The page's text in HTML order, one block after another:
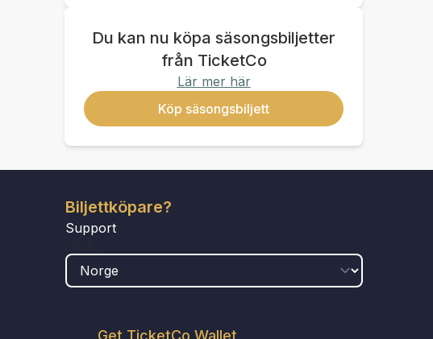
Du kan nu köpa säsongsbiljetter
från TicketCo
Lär mer här
Köp säsongsbiljett
Biljettköpare?
Support
Get TicketCo Wallet